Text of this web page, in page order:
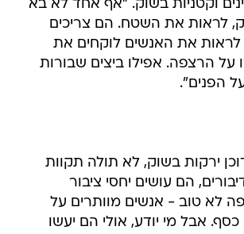
וקטניות בשוק. "אף אחד לא בא
לראות את השטח. הם צריכים
לראות את האנשים לוקחים את
על הרצפה. אפילו ביצים שבורות
הפנים".
ירקות בשוק, לא תולה תקוות
הם עושים יחסי ציבור
לא טוב - אנשים מוותרים על
כסף. אבל מי יודע, אולי הם יעשו